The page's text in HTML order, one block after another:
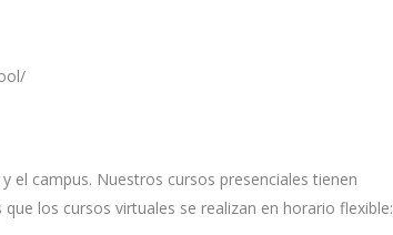
y el campus. Nuestros cursos presenciales tienen
que los cursos virtuales se realizan en horario flexible: